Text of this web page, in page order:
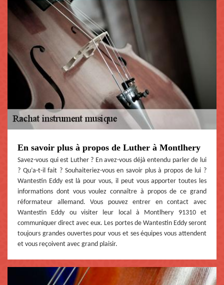
En savoir plus à propos de Luther à Montlhery
Savez-vous qui est Luther ? En avez-vous déjà entendu parler de lui
? Qu’a-t-il fait ? Souhaiteriez-vous en savoir plus à propos de lui ?
Wantestin Eddy est là pour vous, il peut vous apporter toutes les
informations dont vous voulez connaître à propos de ce grand
réformateur allemand. Vous pouvez entrer en contact avec
Wantestin Eddy ou visiter leur local à Montlhery 91310 et
communiquer direct avec eux. Les portes de Wantestin Eddy seront
toujours grandes ouvertes pour vous et ses équipes vous attendent
et vous reçoivent avec grand plaisir.